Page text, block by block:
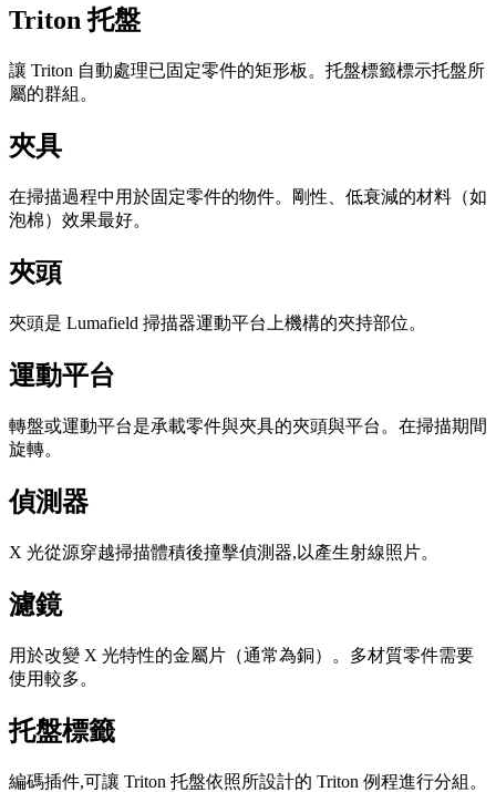
Triton 托盤
讓 Triton 自動處理已固定零件的矩形板。托盤標籤標示托盤所
屬的群組。
夾具
在掃描過程中用於固定零件的物件。剛性、低衰減的材料（如
泡棉）效果最好。
夾頭
夾頭是 Lumafield 掃描器運動平台上機構的夾持部位。
運動平台
轉盤或運動平台是承載零件與夾具的夾頭與平台。在掃描期間
旋轉。
偵測器
X 光從源穿越掃描體積後撞擊偵測器,以產生射線照片。
濾鏡
用於改變 X 光特性的金屬片（通常為銅）。多材質零件需要
使用較多。
托盤標籤
編碼插件,可讓 Triton 托盤依照所設計的 Triton 例程進行分組。